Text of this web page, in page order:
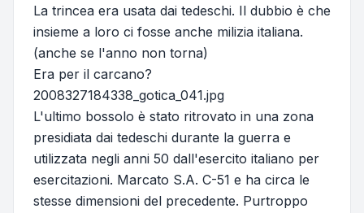
La trincea era usata dai tedeschi. Il dubbio è che
insieme a loro ci fosse anche milizia italiana.
(anche se l'anno non torna)
Era per il carcano?
2008327184338_gotica_041.jpg
L'ultimo bossolo è stato ritrovato in una zona
presidiata dai tedeschi durante la guerra e
utilizzata negli anni 50 dall'esercito italiano per
esercitazioni. Marcato S.A. C-51 e ha circa le
stesse dimensioni del precedente. Purtroppo